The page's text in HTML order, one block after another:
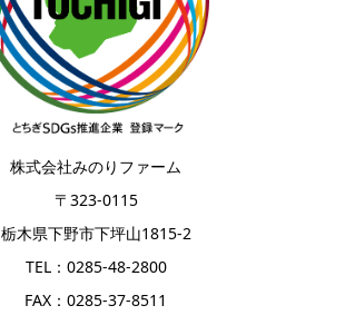
株式会社みのりファーム
〒323-0115
栃木県下野市下坪山1815-2
TEL：0285-48-2800
FAX：0285-37-8511